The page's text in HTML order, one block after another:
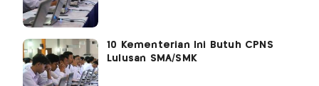
10 Kementerian Ini Butuh CPNS
Lulusan SMA/SMK